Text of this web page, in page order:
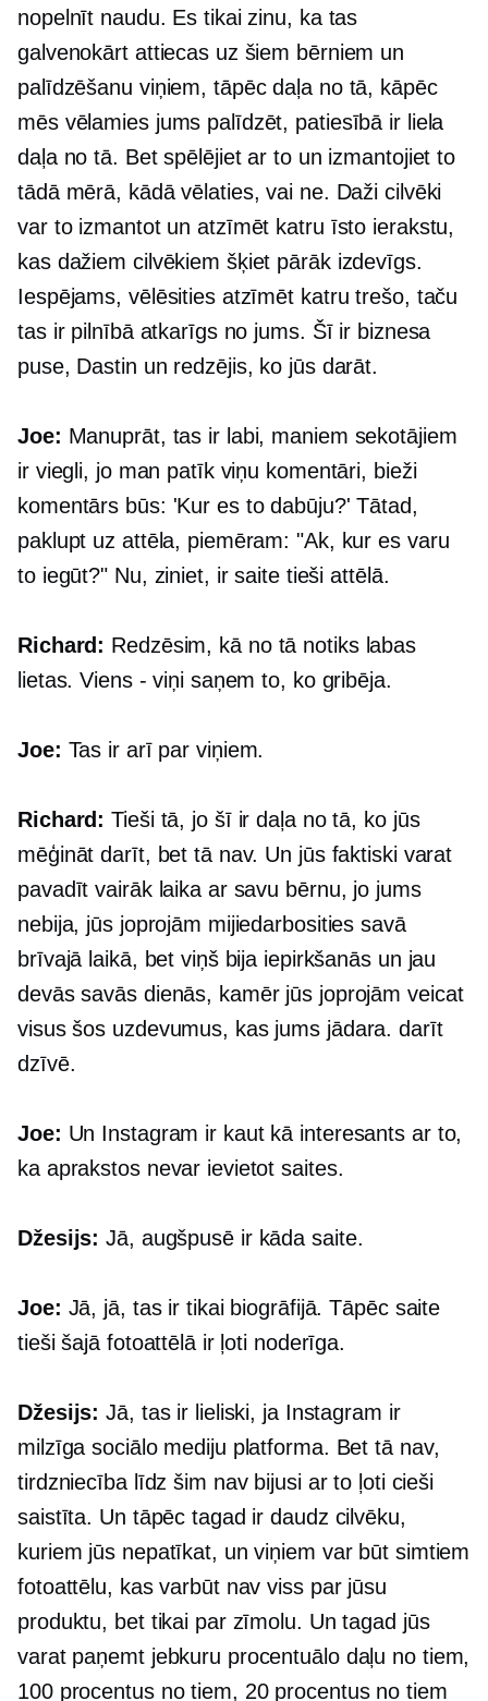
nopelnīt naudu. Es tikai zinu, ka tas
galvenokārt attiecas uz šiem bērniem un
palīdzēšanu viņiem, tāpēc daļa no tā, kāpēc
mēs vēlamies jums palīdzēt, patiesībā ir liela
daļa no tā. Bet spēlējiet ar to un izmantojiet to
tādā mērā, kādā vēlaties, vai ne. Daži cilvēki
var to izmantot un atzīmēt katru īsto ierakstu,
kas dažiem cilvēkiem šķiet pārāk izdevīgs.
Iespējams, vēlēsities atzīmēt katru trešo, taču
tas ir pilnībā atkarīgs no jums. Šī ir biznesa
puse, Dastin un redzējis, ko jūs darāt.
Joe: Manuprāt, tas ir labi, maniem sekotājiem
ir viegli, jo man patīk viņu komentāri, bieži
komentārs būs: 'Kur es to dabūju?' Tātad,
paklupt uz attēla, piemēram: "Ak, kur es varu
to iegūt?" Nu, ziniet, ir saite tieši attēlā.
Richard: Redzēsim, kā no tā notiks labas
lietas. Viens - viņi saņem to, ko gribēja.
Joe: Tas ir arī par viņiem.
Richard: Tieši tā, jo šī ir daļa no tā, ko jūs
mēģināt darīt, bet tā nav. Un jūs faktiski varat
pavadīt vairāk laika ar savu bērnu, jo jums
nebija, jūs joprojām mijiedarbosities savā
brīvajā laikā, bet viņš bija iepirkšanās un jau
devās savās dienās, kamēr jūs joprojām veicat
visus šos uzdevumus, kas jums jādara. darīt
dzīvē.
Joe: Un Instagram ir kaut kā interesants ar to,
ka aprakstos nevar ievietot saites.
Džesijs: Jā, augšpusē ir kāda saite.
Joe: Jā, jā, tas ir tikai biogrāfijā. Tāpēc saite
tieši šajā fotoattēlā ir ļoti noderīga.
Džesijs: Jā, tas ir lieliski, ja Instagram ir
milzīga sociālo mediju platforma. Bet tā nav,
tirdzniecība līdz šim nav bijusi ar to ļoti cieši
saistīta. Un tāpēc tagad ir daudz cilvēku,
kuriem jūs nepatīkat, un viņiem var būt simtiem
fotoattēlu, kas varbūt nav viss par jūsu
produktu, bet tikai par zīmolu. Un tagad jūs
varat paņemt jebkuru procentuālo daļu no tiem,
100 procentus no tiem, 20 procentus no tiem